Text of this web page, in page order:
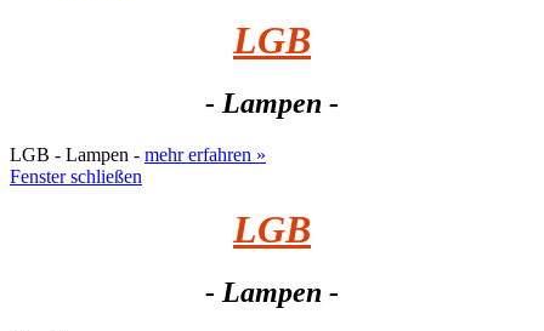
LGB
- Lampen -
LGB - Lampen - mehr erfahren »
Fenster schließen
LGB
- Lampen -